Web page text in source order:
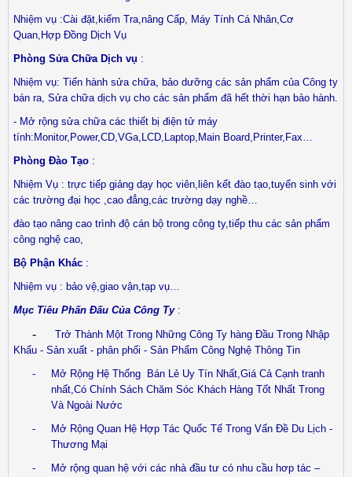
Nhiệm vụ :Cài đặt,kiểm Tra,nâng Cấp, Máy Tính Cá Nhân,Cơ
Quan,Hợp Đồng Dịch Vụ
Phòng Sửa Chữa Dịch vụ :
Nhiệm vụ: Tiến hành sửa chữa, bảo dưỡng các sản phẩm của Công ty
bán ra, Sửa chữa dịch vụ cho các sản phẩm đã hết thời hạn bảo hành.
- Mở rộng sửa chữa các thiết bị điện tử máy
tính:Monitor,Power,CD,VGa,LCD,Laptop,Main Board,Printer,Fax…
Phòng Đào Tạo :
Nhiệm Vụ : trực tiếp giảng dạy học viên,liên kết đào tạo,tuyển sinh với
các trường đại học ,cao đẳng,các trường dạy nghề…
đào tạo nâng cao trình độ cán bộ trong công ty,tiếp thu các sản phẩm
công nghệ cao,
Bộ Phận Khác :
Nhiệm vụ : bảo vệ,giao vận,tạp vụ…
Mục Tiêu Phấn Đấu Của Công Ty:
-
Trở Thành Một Trong Những Công Ty hàng Đầu Trong Nhập
Khẩu - Sản xuất - phân phối - Sản Phẩm Công Nghệ Thông Tin
-
Mở Rộng Hệ Thống
Bán Lẻ Uy Tín Nhất,Giá Cả Cạnh tranh
nhất,Có Chính Sách Chăm Sóc Khách Hàng Tốt Nhất Trong
Và Ngoài Nước
-
Mở Rộng Quan Hệ Hợp Tác Quốc Tế Trong Vấn Đề Du Lịch -
Thương Mại
-
Mở rộng quan hệ với các nhà đầu tư có nhu cầu hơp tác –